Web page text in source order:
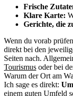
Frische
Klare Karte:
Gerichte, die
Wenn du vorab
direkt bei den
Seiten nach.
Tourismus oder bei
Warum der Ort am
Ich sage es direkt:
einem guten Umfeld